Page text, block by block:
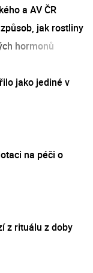
a AV ČR
jak rostliny
hormonů
jako jediné v
na péči o
z rituálu z doby